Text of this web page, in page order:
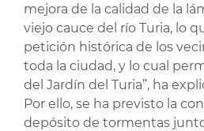
mejora de la calidad de la
viejo cauce del río Turia, lo
petición histórica de los
toda la ciudad, y lo cual
del Jardín del Turia”, ha
Por ello, se ha previsto la
depósito de tormentas